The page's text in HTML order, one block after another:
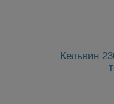
Кельвин